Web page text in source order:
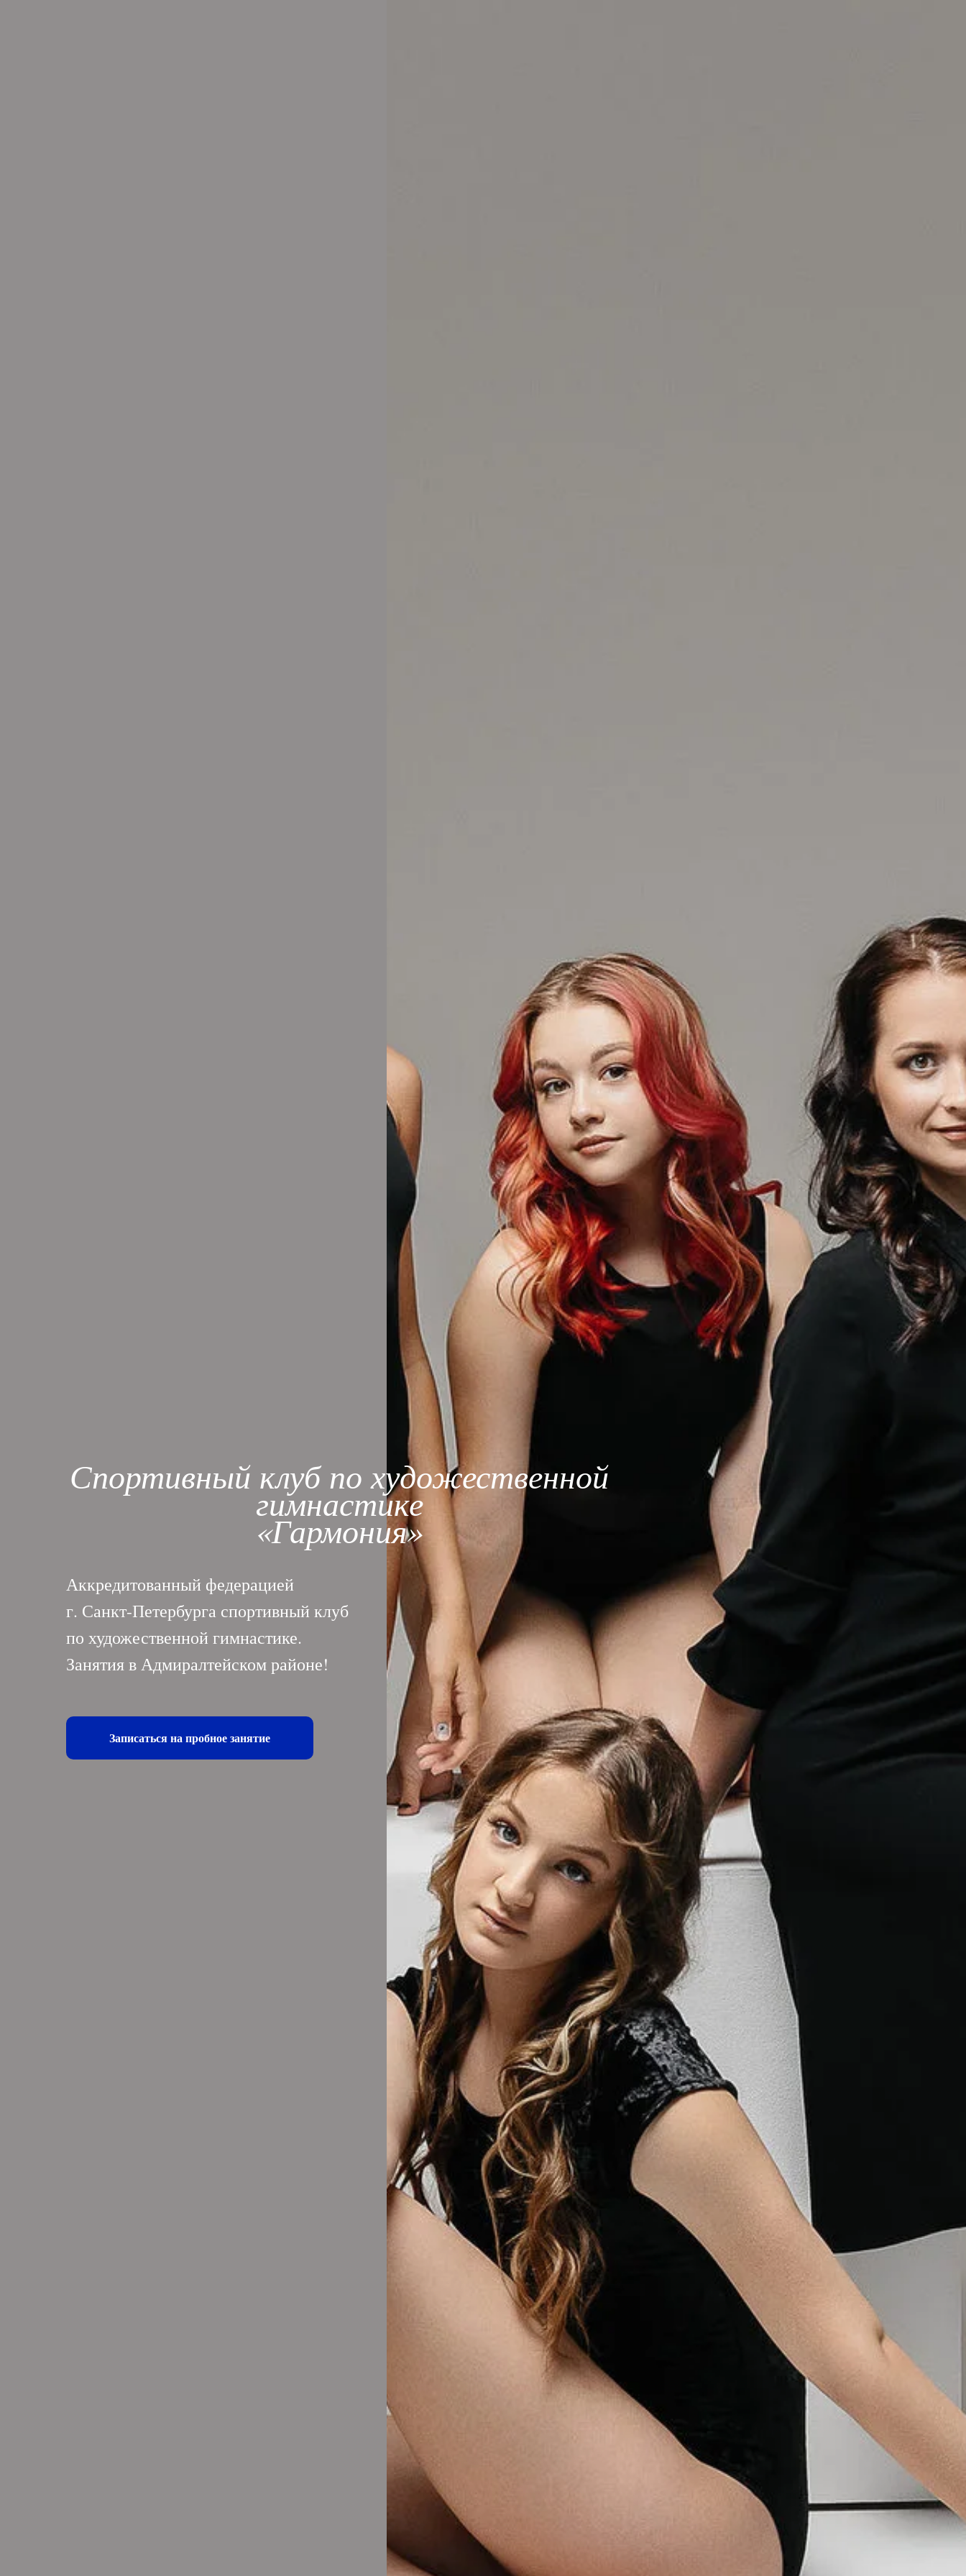
Спортивный клуб по художественной
гимнастике
«Гармония»
Аккредитованный федерацией
г. Санкт-Петербурга спортивный клуб
по художественной гимнастике.
Занятия в Адмиралтейском районе!
Записаться на пробное занятие